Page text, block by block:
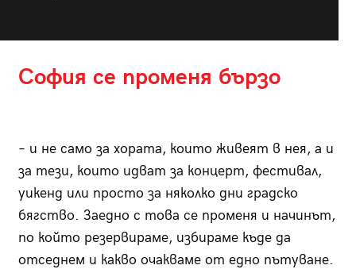
София се променя бързо
– и не само за хората, които живеят в нея, а и
за тези, които идват за концерт, фестивал,
уикенд или просто за няколко дни градско
бягство. Заедно с това се променя и начинът,
по който резервираме, избираме къде да
отседнем и какво очакваме от едно пътуване.